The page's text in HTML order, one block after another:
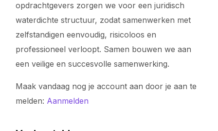
opdrachtgevers zorgen we voor een juridisch
waterdichte structuur, zodat samenwerken met
zelfstandigen eenvoudig, risicoloos en
professioneel verloopt. Samen bouwen we aan
een veilige en succesvolle samenwerking.
Maak vandaag nog je account aan door je aan te
melden: Aanmelden